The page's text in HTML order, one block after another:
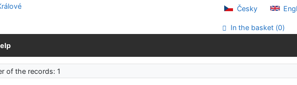
Česky
In the basket (0)
of the records: 1